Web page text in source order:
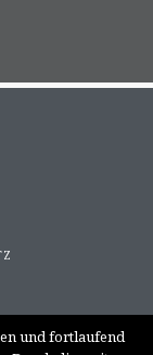
und fortlaufend